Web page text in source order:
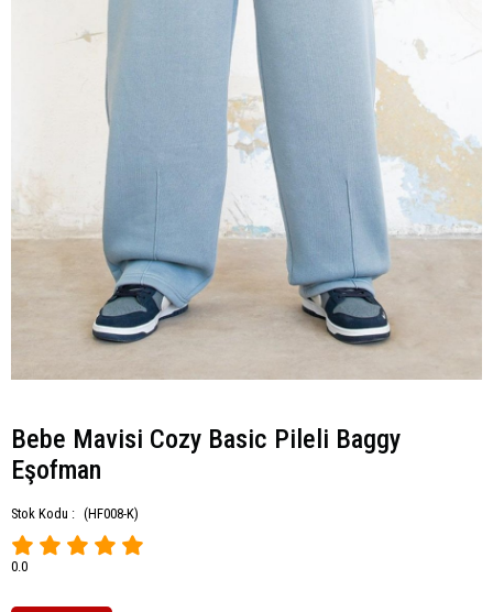
Bebe Mavisi Cozy Basic Pileli Baggy
Eşofman
Stok Kodu : (HF008-K)
0.0